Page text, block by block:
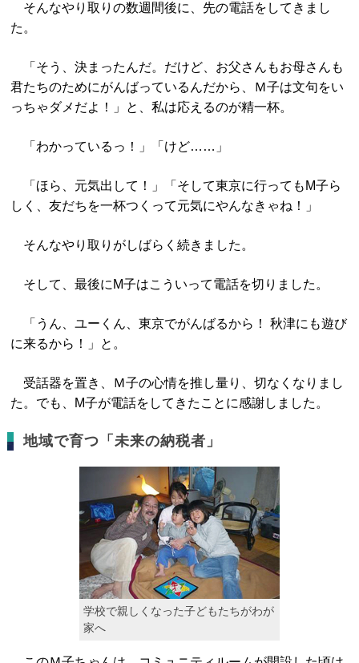
そんなやり取りの数週間後に、先の電話をしてきまし
た。
「そう、決まったんだ。だけど、お父さんもお母さんも
君たちのためにがんばっているんだから、Ｍ子は文句をい
っちゃダメだよ！」と、私は応えるのが精一杯。
「わかっているっ！」「けど……」
「ほら、元気出して！」「そして東京に行ってもM子ら
しく、友だちを一杯つくって元気にやんなきゃね！」
そんなやり取りがしばらく続きました。
そして、最後にM子はこういって電話を切りました。
「うん、ユーくん、東京でがんばるから！ 秋津にも遊び
に来るから！」と。
受話器を置き、Ｍ子の心情を推し量り、切なくなりまし
た。でも、M子が電話をしてきたことに感謝しました。
地域で育つ「未来の納税者」
学校で親しくなった子どもたちがわが
家へ